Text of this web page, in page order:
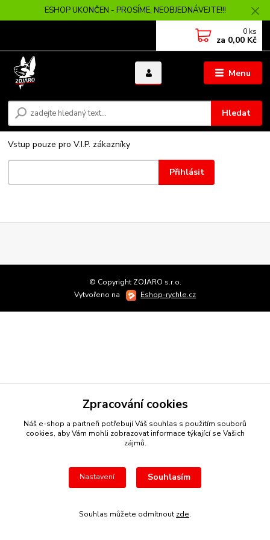
ESHOP UKONČEN - PROSÍME, NEOBJEDNÁVEJTE!!!
Menu
Hledat
0 ks
za 0,00 Kč
Vstup pouze pro V.I.P. zákazníky
© Copyright ZOJARO s.r.o.
Vytvořeno na
Eshop-rychle.cz
Zpracování cookies
Náš e-shop a partneři potřebují Váš souhlas s použitím souborů
cookies, aby Vám mohli zobrazovat informace týkající se Vašich
zájmů.
Nastavení Souhlasím
Souhlas můžete odmítnout zde.